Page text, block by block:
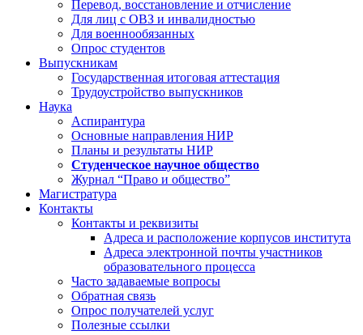
Перевод, восстановление и отчисление
Для лиц с ОВЗ и инвалидностью
Для военнообязанных
Опрос студентов
Выпускникам
Государственная итоговая аттестация
Трудоустройство выпускников
Наука
Аспирантура
Основные направления НИР
Планы и результаты НИР
Студенческое научное общество
Журнал “Право и общество”
Магистратура
Контакты
Контакты и реквизиты
Адреса и расположение корпусов института
Адреса электронной почты участников
образовательного процесса
Часто задаваемые вопросы
Обратная связь
Опрос получателей услуг
Полезные ссылки